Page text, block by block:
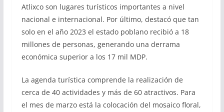
Atlixco son lugares turísticos importantes a nivel
nacional e internacional. Por último, destacó que tan
solo en el año 2023 el estado poblano recibió a 18
millones de personas, generando una derrama
económica superior a los 17 mil MDP.
La agenda turística comprende la realización de
cerca de 40 actividades y más de 60 atractivos. Para
el mes de marzo está la colocación del mosaico floral,